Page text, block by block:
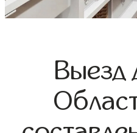
Выезд